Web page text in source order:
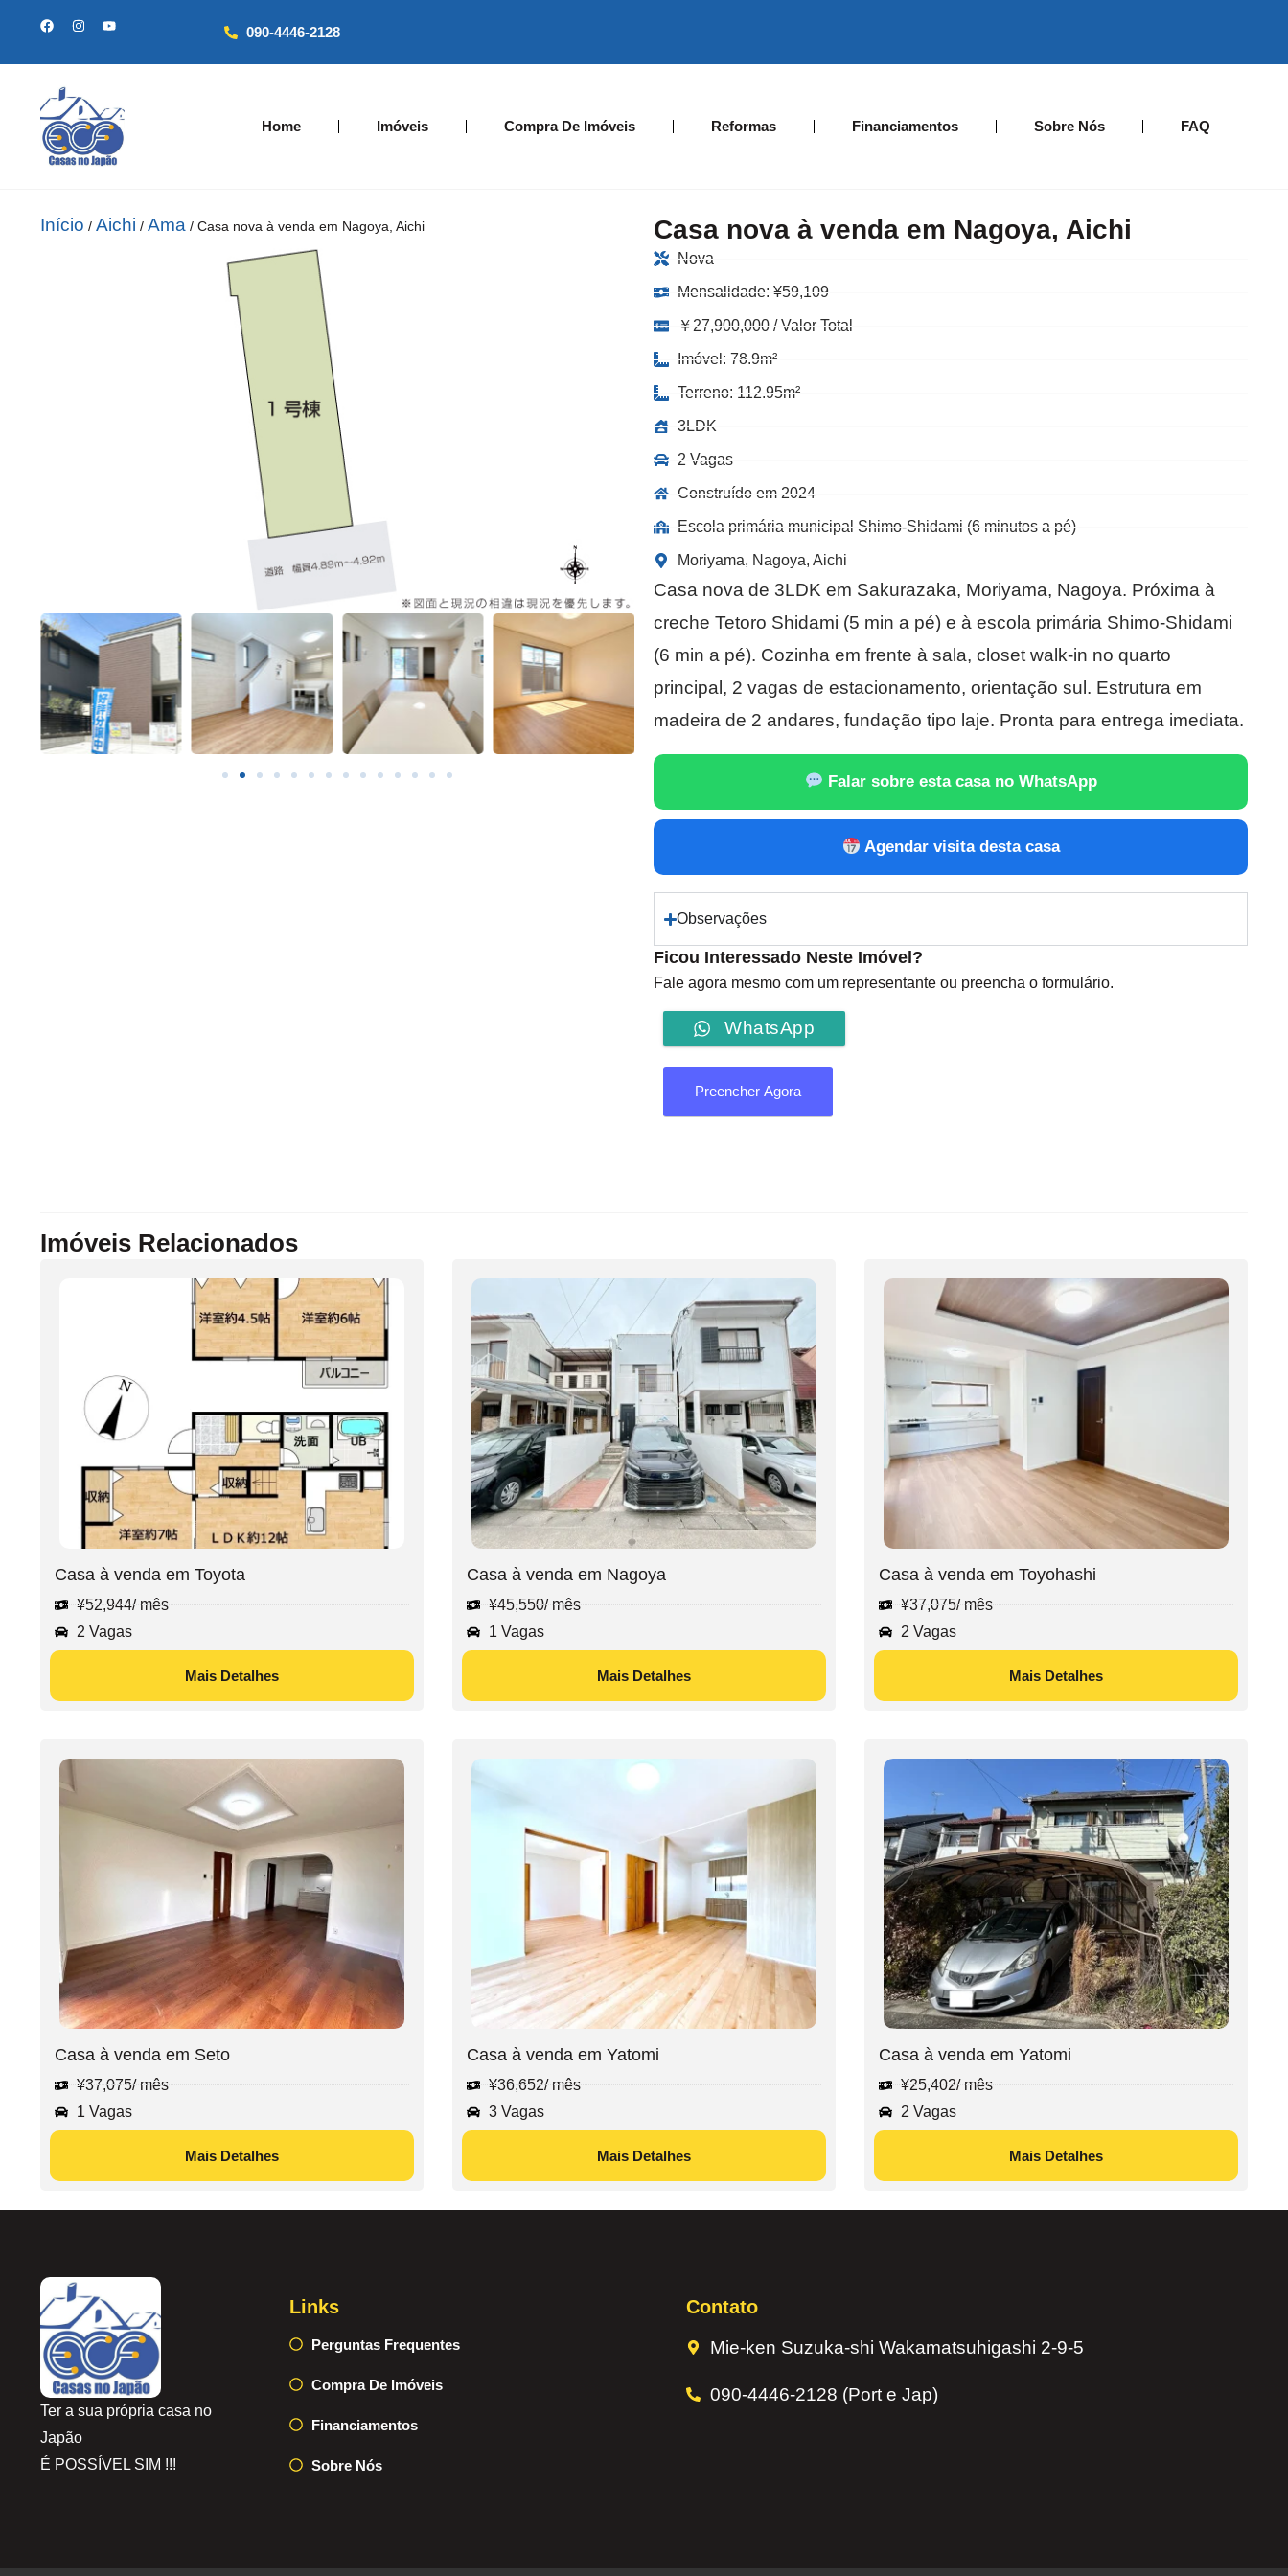
090-4446-2128
Home Imóveis Compra De Imóveis Reformas Financiamentos Sobre Nós FAQ
Início / Aichi / Ama / Casa nova à venda em Nagoya, Aichi Casa nova à venda em Nagoya, Aichi
Nova
Mensalidade: ¥59,109
￥27,900,000 / Valor Total
Imóvel: 78.9m²
Terreno: 112.95m²
3LDK
2 Vagas
Construído em 2024
Escola primária municipal Shimo-Shidami (6 minutos a pé)
Moriyama, Nagoya, Aichi
Casa nova de 3LDK em Sakurazaka, Moriyama, Nagoya. Próxima à
creche Tetoro Shidami (5 min a pé) e à escola primária Shimo-Shidami
(6 min a pé). Cozinha em frente à sala, closet walk-in no quarto
principal, 2 vagas de estacionamento, orientação sul. Estrutura em
madeira de 2 andares, fundação tipo laje. Pronta para entrega imediata.
Falar sobre esta casa no WhatsApp
Agendar visita desta casa
Observações
Ficou Interessado Neste Imóvel?
Fale agora mesmo com um representante ou preencha o formulário.
WhatsApp
Preencher Agora
Imóveis Relacionados
Casa à venda em Toyota
¥52,944/ mês
2 Vagas
Mais Detalhes
Casa à venda em Nagoya
¥45,550/ mês
1 Vagas
Mais Detalhes
Casa à venda em Toyohashi
¥37,075/ mês
2 Vagas
Mais Detalhes
Casa à venda em Seto
¥37,075/ mês
1 Vagas
Mais Detalhes
Casa à venda em Yatomi
¥36,652/ mês
3 Vagas
Mais Detalhes
Casa à venda em Yatomi
¥25,402/ mês
2 Vagas
Mais Detalhes
Ter a sua própria casa no
Japão
É POSSÍVEL SIM !!!
Links
Perguntas Frequentes
Compra De Imóveis
Financiamentos
Sobre Nós
Contato
Mie-ken Suzuka-shi Wakamatsuhigashi 2-9-5
090-4446-2128 (Port e Jap)